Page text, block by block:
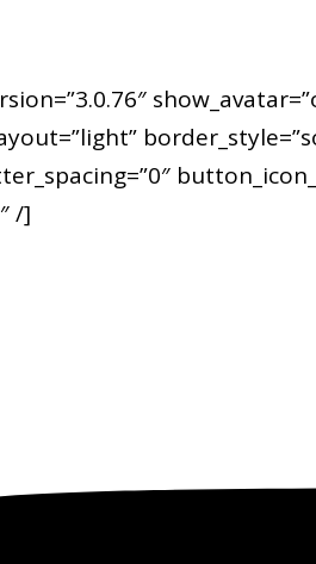
/]